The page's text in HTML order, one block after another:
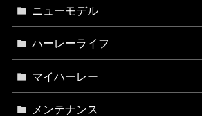
ニューモデル
ハーレーライフ
マイハーレー
メンテナンス